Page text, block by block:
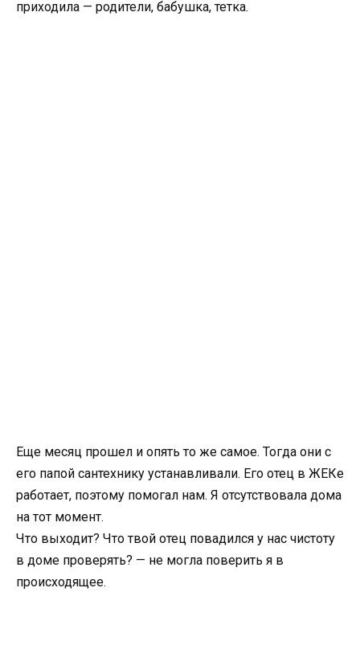
приходила — родители, бабушка, тетка.
Еще месяц прошел и опять то же самое. Тогда они с
его папой сантехнику устанавливали. Его отец в ЖЕКе
работает, поэтому помогал нам. Я отсутствовала дома
на тот момент.
Что выходит? Что твой отец повадился у нас чистоту
в доме проверять? — не могла поверить я в
происходящее.